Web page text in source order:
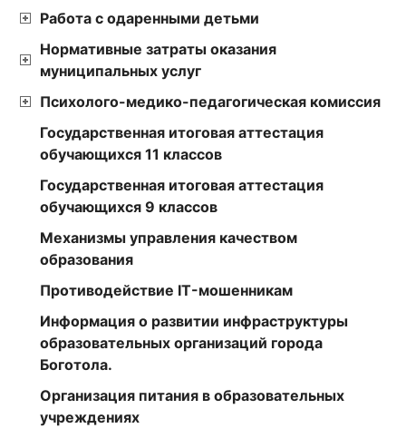
Работа с одаренными детьми
Нормативные затраты оказания
муниципальных услуг
Психолого-медико-педагогическая комиссия
Государственная итоговая аттестация
обучающихся 11 классов
Государственная итоговая аттестация
обучающихся 9 классов
Механизмы управления качеством
образования
Противодействие IT-мошенникам
Информация о развитии инфраструктуры
образовательных организаций города
Боготола.
Организация питания в образовательных
учреждениях